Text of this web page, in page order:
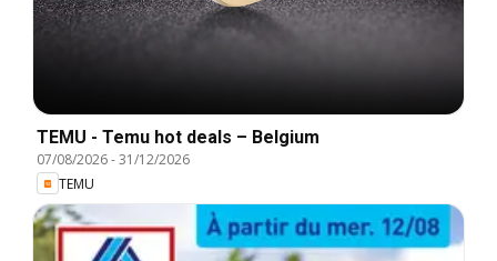
TEMU - Temu hot deals – Belgium
07/08/2026-31/12/2026
TEMU